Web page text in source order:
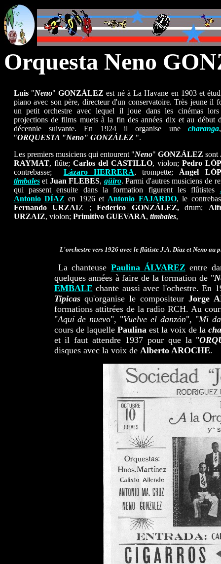
Orquesta Neno
Luis "Neno" GONZÁLEZest né à La Havane en 1903 et
piano avec son père, directeur d'un conservatoire. Très jeune il
un petit orchestre avec lequel il joue dans les cinémas lors
projections de films muets à la fin des années dix et au début
décennie suivante. En 1924 il organise unecharanga
"ORQUESTA "Neno" GONZÁLEZ".
Les premiers musiciens qui entourent "Neno" GONZÁLEZ sont
RAYMAT, flûte; Carlos del CASTILLO, violon; Pedro
contrebasse; Lázaro HERRERA, trompette; Ángel
timbaleset Juan FLEBES, güiro. Parmi d'autres musiciens de
qui passent ensuite dans la formation figurent les flûtistes
Antonio DÍAZ en 1926 et Antonio FAJARDO, le
Fernando URZAIZ ; Federico GONZÁLEZ, drum;
URZAIZ, violon; Primitivo GUEVARA, timbales,
L'orchestre vers 1926 avec le flûtiste J.A. Díaz et Neno au
La chanteuse Paulina ÁLVAREZ entre
quelques années à faire de la formation de "
EMBALE chante aussi avec l'ochestre. En
Tipicasqu'organise le compositeurJorge
formations attitrées de la radio RCH. Au
"Aquí de nuevo", "Vuelve el danzón", "Mi
cours de laquelle Paulinaest la voix de la
et il faut attendre 1937 pour que la "
disques avec la voix de Alberto AROCHE.